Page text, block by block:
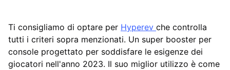
Ti consigliamo di optare per Hyperev che controlla
tutti i criteri sopra menzionati. Un super booster per
console progettato per soddisfare le esigenze dei
giocatori nell'anno 2023. Il suo miglior utilizzo è come